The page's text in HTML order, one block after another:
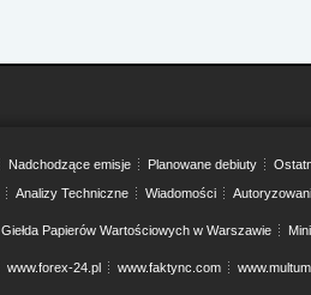
Nadchodzące emisje Planowane debiuty
Analizy Techniczne Wiadomości
Giełda Papierów Wartościowych w Warszawie
www.forex-24.pl www.faktync.com